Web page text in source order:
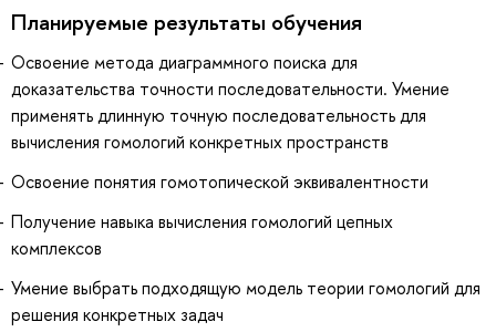
Планируемые результаты обучения
Освоение метода диаграммного поиска для
доказательства точности последовательности. Умение
применять длинную точную последовательность для
вычисления гомологий конкретных пространств
Освоение понятия гомотопической эквивалентности
Получение навыка вычисления гомологий цепных
комплексов
Умение выбрать подходящую модель теории гомологий для
решения конкретных задач